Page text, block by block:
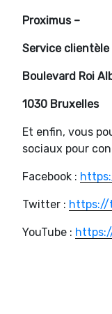
Proximus –
Service clientèle
Boulevard Roi
1030 Bruxelles
Et enfin, vous
sociaux pour
Facebook :
Twitter : https://
YouTube :